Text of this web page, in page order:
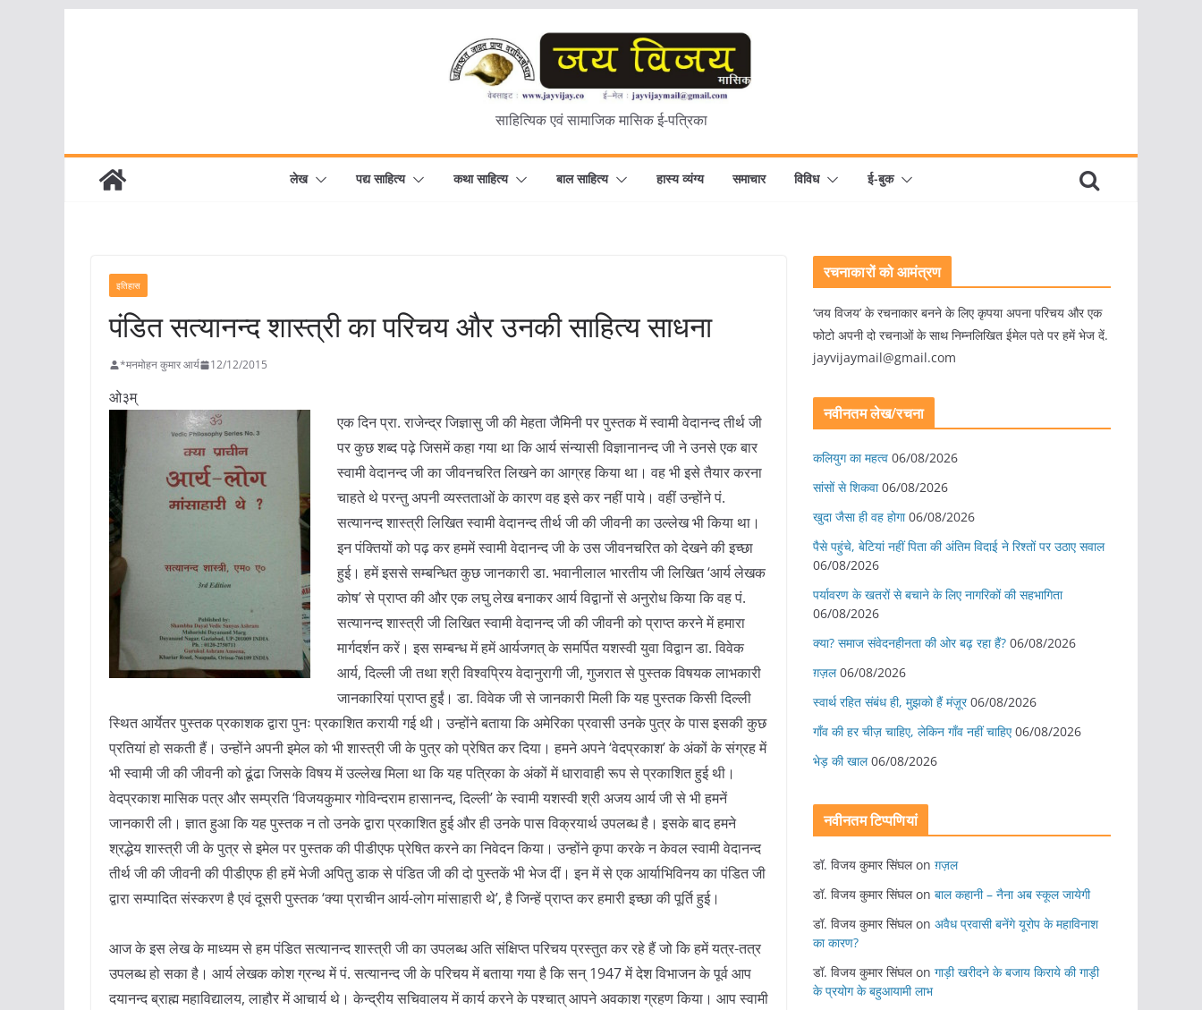
साहित्यिक एवं सामाजिक मासिक ई-पत्रिका
लेख पद्य साहित्य कथा साहित्य बाल साहित्य हास्य व्यंग्य समाचार विविध ई-बुक
इतिहास
पंडित सत्यानन्द शास्त्री का परिचय और उनकी साहित्य साधना
*मनमोहन कुमार आर्य 12/12/2015
ओ३म्
एक दिन प्रा. राजेन्द्र जिज्ञासु जी की मेहता जैमिनी पर पुस्तक में स्वामी वेदानन्द तीर्थ जी
पर कुछ शब्द पढ़े जिसमें कहा गया था कि आर्य संन्यासी विज्ञानानन्द जी ने उनसे एक बार
स्वामी वेदानन्द जी का जीवनचरित लिखने का आग्रह किया था। वह भी इसे तैयार करना
चाहते थे परन्तु अपनी व्यस्तताओं के कारण वह इसे कर नहीं पाये। वहीं उन्होंने पं.
सत्यानन्द शास्त्री लिखित स्वामी वेदानन्द तीर्थ जी की जीवनी का उल्लेख भी किया था।
इन पंक्तियों को पढ़ कर हममें स्वामी वेदानन्द जी के उस जीवनचरित को देखने की इच्छा
हुई। हमें इससे सम्बन्धित कुछ जानकारी डा. भवानीलाल भारतीय जी लिखित ‘आर्य लेखक
कोष’ से प्राप्त की और एक लघु लेख बनाकर आर्य विद्वानों से अनुरोध किया कि वह पं.
सत्यानन्द शास्त्री जी लिखित स्वामी वेदानन्द जी की जीवनी को प्राप्त करने में हमारा
मार्गदर्शन करें। इस सम्बन्ध में हमें आर्यजगत् के समर्पित यशस्वी युवा विद्वान डा. विवेक
आर्य, दिल्ली जी तथा श्री विश्वप्रिय वेदानुरागी जी, गुजरात से पुस्तक विषयक लाभकारी
जानकारियां प्राप्त हुईं। डा. विवेक जी से जानकारी मिली कि यह पुस्तक किसी दिल्ली
स्थित आर्येतर पुस्तक प्रकाशक द्वारा पुनः प्रकाशित करायी गई थी। उन्होंने बताया कि अमेरिका प्रवासी उनके पुत्र के पास इसकी कुछ
प्रतियां हो सकती हैं। उन्होंने अपनी इमेल को भी शास्त्री जी के पुत्र को प्रेषित कर दिया। हमने अपने ‘वेदप्रकाश’ के अंकों के संग्रह में
भी स्वामी जी की जीवनी को ढूंढा जिसके विषय में उल्लेख मिला था कि यह पत्रिका के अंकों में धारावाही रूप से प्रकाशित हुई थी।
वेदप्रकाश मासिक पत्र और सम्प्रति ‘विजयकुमार गोविन्दराम हासानन्द, दिल्ली’ के स्वामी यशस्वी श्री अजय आर्य जी से भी हमनें
जानकारी ली। ज्ञात हुआ कि यह पुस्तक न तो उनके द्वारा प्रकाशित हुई और ही उनके पास विक्रयार्थ उपलब्ध है। इसके बाद हमने
श्रद्धेय शास्त्री जी के पुत्र से इमेल पर पुस्तक की पीडीएफ प्रेषित करने का निवेदन किया। उन्होंने कृपा करके न केवल स्वामी वेदानन्द
तीर्थ जी की जीवनी की पीडीएफ ही हमें भेजी अपितु डाक से पंडित जी की दो पुस्तकें भी भेज दीं। इन में से एक आर्याभिविनय का पंडित जी
द्वारा सम्पादित संस्करण है एवं दूसरी पुस्तक ‘क्या प्राचीन आर्य-लोग मांसाहारी थे’, है जिन्हें प्राप्त कर हमारी इच्छा की पूर्ति हुई।
आज के इस लेख के माध्यम से हम पंडित सत्यानन्द शास्त्री जी का उपलब्ध अति संक्षिप्त परिचय प्रस्तुत कर रहे हैं जो कि हमें यत्र-तत्र
उपलब्ध हो सका है। आर्य लेखक कोश ग्रन्थ में पं. सत्यानन्द जी के परिचय में बताया गया है कि सन् 1947 में देश विभाजन के पूर्व आप
दयानन्द ब्राह्म महाविद्यालय, लाहौर में आचार्य थे। केन्द्रीय सचिवालय में कार्य करने के पश्चात् आपने अवकाश ग्रहण किया। आप स्वामी
रचनाकारों को आमंत्रण
‘जय विजय’ के रचनाकार बनने के लिए कृपया अपना परिचय और एक
फोटो अपनी दो रचनाओं के साथ निम्नलिखित ईमेल पते पर हमें भेज दें.
jayvijaymail@gmail.com
नवीनतम लेख/रचना
कलियुग का महत्व 06/08/2026
सांसों से शिकवा 06/08/2026
खुदा जैसा ही वह होगा 06/08/2026
पैसे पहुंचे, बेटियां नहीं पिता की अंतिम विदाई ने रिश्तों पर उठाए सवाल
06/08/2026
पर्यावरण के खतरों से बचाने के लिए नागरिकों की सहभागिता
06/08/2026
क्या? समाज संवेदनहीनता की ओर बढ़ रहा हैं? 06/08/2026
ग़ज़ल 06/08/2026
स्वार्थ रहित संबंध ही, मुझको हैं मंज़ूर 06/08/2026
गाँव की हर चीज़ चाहिए, लेकिन गाँव नहीं चाहिए 06/08/2026
भेड़ की खाल 06/08/2026
नवीनतम टिप्पणियां
डॉ. विजय कुमार सिंघलon ग़ज़ल
डॉ. विजय कुमार सिंघलon बाल कहानी – नैना अब स्कूल जायेगी
डॉ. विजय कुमार सिंघलon अवैध प्रवासी बनेंगे यूरोप के महाविनाश
का कारण?
डॉ. विजय कुमार सिंघलon गाड़ी खरीदने के बजाय किराये की गाड़ी
के प्रयोग के बहुआयामी लाभ